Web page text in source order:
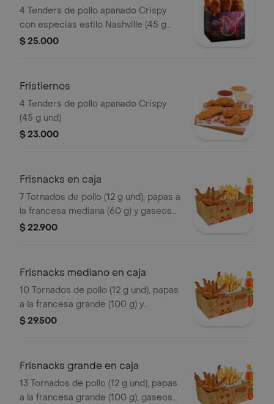
4 Tenders de pollo apanado Crispy
con especias estilo Nashville (45 g
und), sirope de miel picante. Imagen
$ 25.000
Fristiernos
4 Tenders de pollo apanado Crispy
(45 g und)
$ 23.000
Frisnacks en caja
7 Tornados de pollo (12 g und), papas a
la francesa mediana (60 g) y gaseosa
(470 ml)
$ 22.900
Frisnacks mediano en caja
10 Tornados de pollo (12 g und), papas
a la francesa grande (100 g) y
gaseosa (470 ml)
$ 29.500
Frisnacks grande en caja
13 Tornados de pollo (12 g und), papas
a la francesa grande (100 g), gaseosa